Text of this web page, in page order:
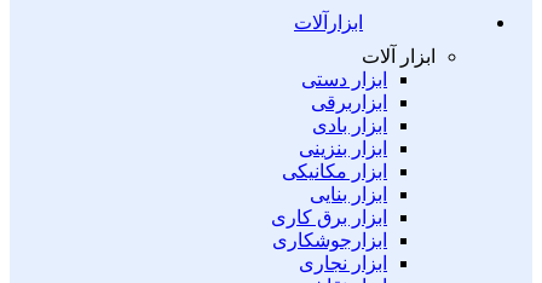
ابزارآلات
ابزار آلات
ابزار دستی
ابزاربرقی
ابزار بادی
ابزار بنزینی
ابزار مکانیکی
ابزار بنایی
ابزار برق کاری
ابزارجوشکاری
ابزار نجاری